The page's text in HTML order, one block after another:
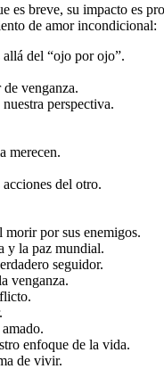
es breve, su impacto es
de amor incondicional:
del “ojo por ojo”.
venganza.
perspectiva.
merecen.
del otro.
morir por sus enemigos.
y la paz mundial.
seguidor.
venganza.
enfoque de la vida.
de vivir.